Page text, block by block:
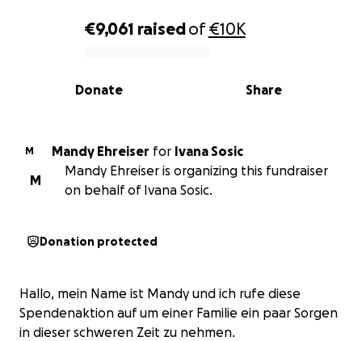
0% complete
€9,061 raisedof€10K
Share
Donate
M Mandy Ehreiser for Ivana Sosic
M
Mandy Ehreiser is organizing this fundraiser
on behalf of Ivana Sosic.
Donation protected
Hallo, mein Name ist Mandy und ich rufe diese
Spendenaktion auf um einer Familie ein paar Sorgen
in dieser schweren Zeit zu nehmen.